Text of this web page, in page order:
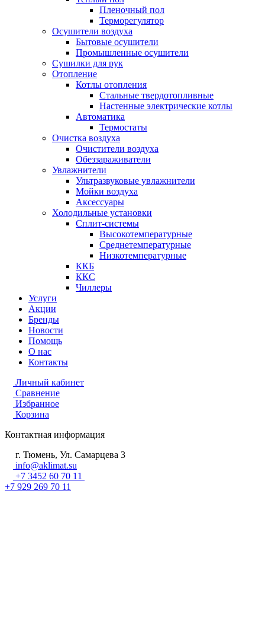
Пленочный пол
Терморегулятор
Осушители воздуха
Бытовые осушители
Промышленные осушители
Сушилки для рук
Отопление
Котлы отопления
Стальные твердотопливные
Настенные электрические котлы
Автоматика
Термостаты
Очистка воздуха
Очистители воздуха
Обеззараживатели
Увлажнители
Ультразвуковые увлажнители
Мойки воздуха
Аксессуары
Холодильные установки
Сплит-системы
Высокотемпературные
Среднетемпературные
Низкотемпературные
ККБ
ККС
Чиллеры
Услуги
Акции
Бренды
Новости
Помощь
О нас
Контакты
Личный кабинет
Сравнение
Избранное
Корзина
Контактная информация
г. Тюмень, Ул. Самарцева 3
info@aklimat.su
+7 3452 60 70 11
+7 929 269 70 11